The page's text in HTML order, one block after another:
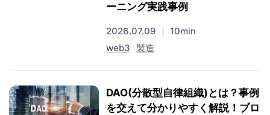
ーニング実践事例
2026.07.09 ｜ 10min
web3 製造
DAO(分散型自律組織)とは？事例
を交えて分かりやすく解説！ブロ